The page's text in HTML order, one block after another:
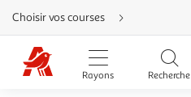
Aller
directement
au
contenu
Aller
directement
Choisir vos courses
Rayons Recherche